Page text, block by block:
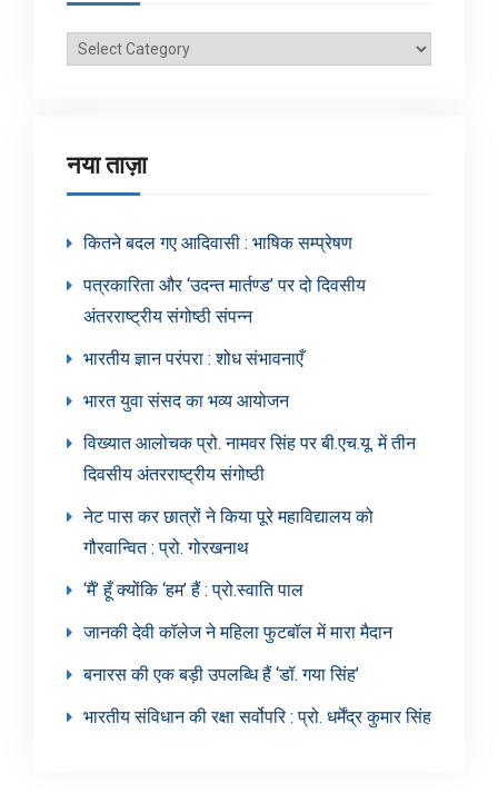
ब्लॉग
नया ताज़ा
कितने बदल गए आदिवासी : भाषिक सम्प्रेषण
पत्रकारिता और ‘उदन्त मार्तण्ड’ पर दो दिवसीय
अंतरराष्ट्रीय संगोष्ठी संपन्न
भारतीय ज्ञान परंपरा : शोध संभावनाएँ
भारत युवा संसद का भव्य आयोजन
विख्यात आलोचक प्रो. नामवर सिंह पर बी.एच.यू. में तीन
दिवसीय अंतरराष्ट्रीय संगोष्ठी
नेट पास कर छात्रों ने किया पूरे महाविद्यालय को
गौरवान्वित : प्रो. गोरखनाथ
‘मैं’ हूँ क्योंकि ‘हम’ हैं : प्रो.स्वाति पाल
जानकी देवी कॉलेज ने महिला फुटबॉल में मारा मैदान
बनारस की एक बड़ी उपलब्धि हैं ‘डॉ. गया सिंह’
भारतीय संविधान की रक्षा सर्वोपरि : प्रो. धर्मेंद्र कुमार सिंह